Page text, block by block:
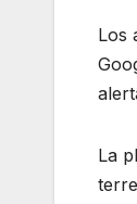
Los
La